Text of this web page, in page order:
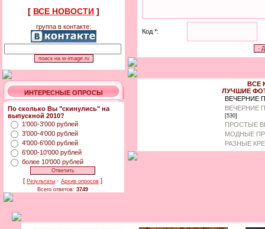
[ ВСЕ НОВОСТИ ]
группа в контакте:
ИНТЕРЕСНЫЕ ОПРОСЫ
По сколько Вы "скинулись" на
выпускной 2010?
1'000-3'000 рублей
3'000-4'000 рублей
4'000-6'000 рублей
6'000-10'000 рублей
более 10'000 рублей
[ Результаты · Архив опросов ]
Всего ответов: 3749
Код *:
ВСЕ
ЛУЧШИЕ
ВЕЧЕРНИЕ
ВЕЧЕРНИЕ
[530]
ПРОСТЫЕ
МОДНЫЕ
РАЗНЫЕ